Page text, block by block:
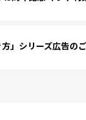
方」シリーズ広告の